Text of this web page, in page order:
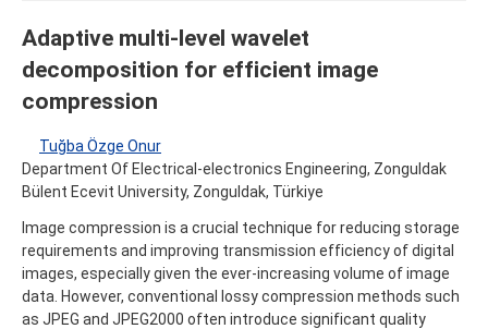
Adaptive multi-level wavelet
decomposition for efficient image
compression
Tuğba Özge Onur
Department Of Electrical-electronics Engineering, Zonguldak
Bülent Ecevit University, Zonguldak, Türkiye
Image compression is a crucial technique for reducing storage
requirements and improving transmission efficiency of digital
images, especially given the ever-increasing volume of image
data. However, conventional lossy compression methods such
as JPEG and JPEG2000 often introduce significant quality